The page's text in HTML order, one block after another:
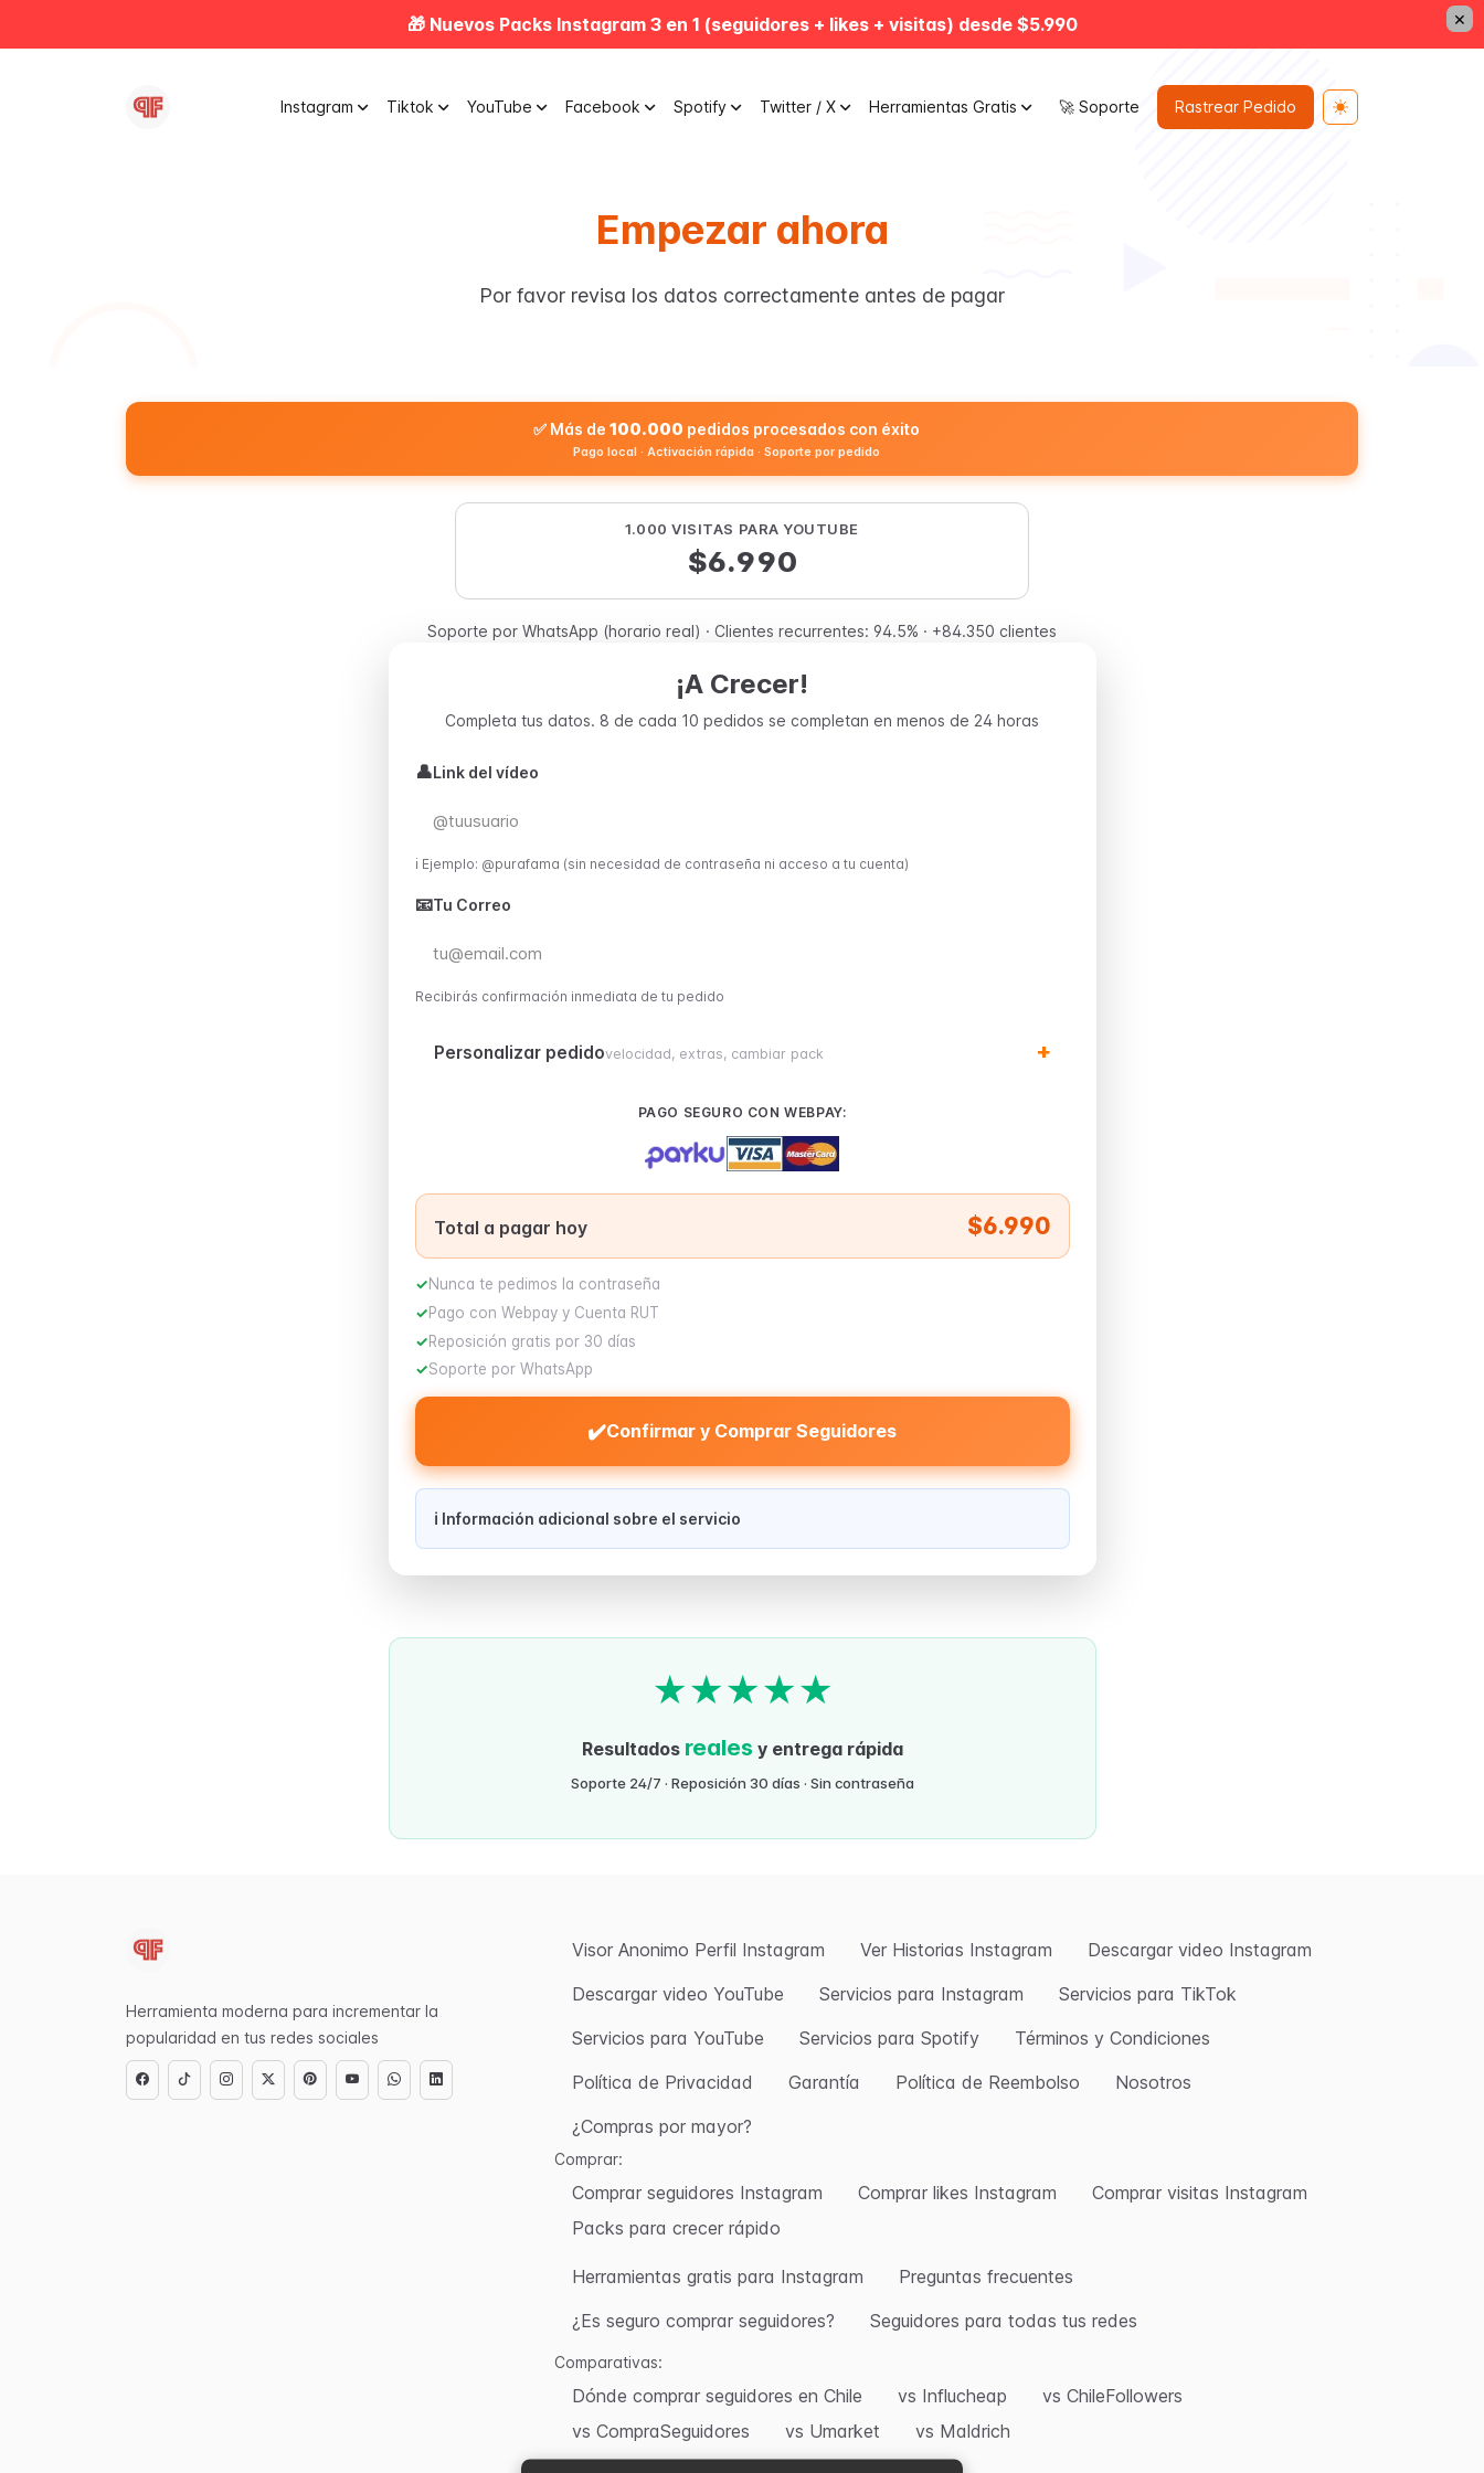
×
🎁 Nuevos Packs Instagram 3 en 1 (seguidores + likes + visitas) desde $5.990
Toggle theme
Instagram Tiktok YouTube Facebook Spotify Twitter / X Herramientas Gratis 🚀 Soporte Rastrear Pedido
Empezar ahora
Por favor revisa los datos correctamente antes de pagar
✅ Más de 100.000 pedidos procesados con éxito
Pago local · Activación rápida · Soporte por pedido
1.000 VISITAS PARA YOUTUBE
$6.990
Soporte por WhatsApp (horario real) · Clientes recurrentes: 94.5% · +84.350 clientes
¡A Crecer!
Completa tus datos. 8 de cada 10 pedidos se completan en menos de 24 horas
👤Link del vídeo
ℹ️ Ejemplo: @purafama (sin necesidad de contraseña ni acceso a tu cuenta)
📧Tu Correo
Recibirás confirmación inmediata de tu pedido
Personalizar pedidovelocidad, extras, cambiar pack
PAGO SEGURO CON WEBPAY:
Total a pagar hoy $6.990
Nunca te pedimos la contraseña
Pago con Webpay y Cuenta RUT
Reposición gratis por 30 días
Soporte por WhatsApp
✔️Confirmar y Comprar Seguidores
ℹ️ Información adicional sobre el servicio
★★★★★
Resultados reales y entrega rápida
Soporte 24/7 · Reposición 30 días · Sin contraseña
Herramienta moderna para incrementar la
popularidad en tus redes sociales
Visor Anonimo Perfil Instagram Ver Historias Instagram
Descargar video Instagram
Descargar video YouTube
Servicios para Instagram
Servicios para TikTok
Servicios para YouTube
Servicios para Spotify
Términos y Condiciones
Política de Privacidad
Garantía Política de Reembolso
Nosotros
¿Compras por mayor?
Comprar:
Comprar seguidores Instagram Comprar likes Instagram
Comprar visitas Instagram
Packs para crecer rápido
Herramientas gratis para Instagram
Preguntas frecuentes
¿Es seguro comprar seguidores?
Seguidores para todas tus redes
Comparativas:
Dónde comprar seguidores en Chile vs Influcheap
vs ChileFollowers
vs CompraSeguidores
vs Umarket vs Maldrich